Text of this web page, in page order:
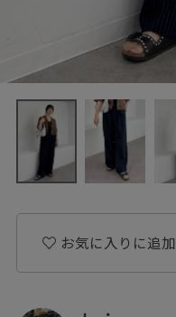
お気に入りに追加